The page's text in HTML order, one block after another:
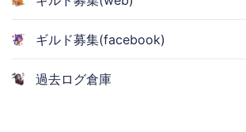
ギルド募集(facebook)
過去ログ倉庫